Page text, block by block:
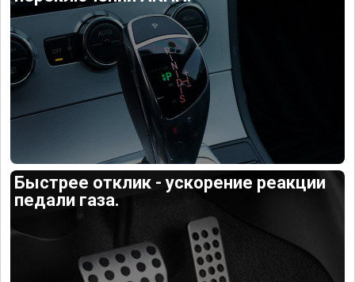
Быстрее отклик - ускорение реакции
педали газа.